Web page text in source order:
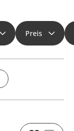
Preis